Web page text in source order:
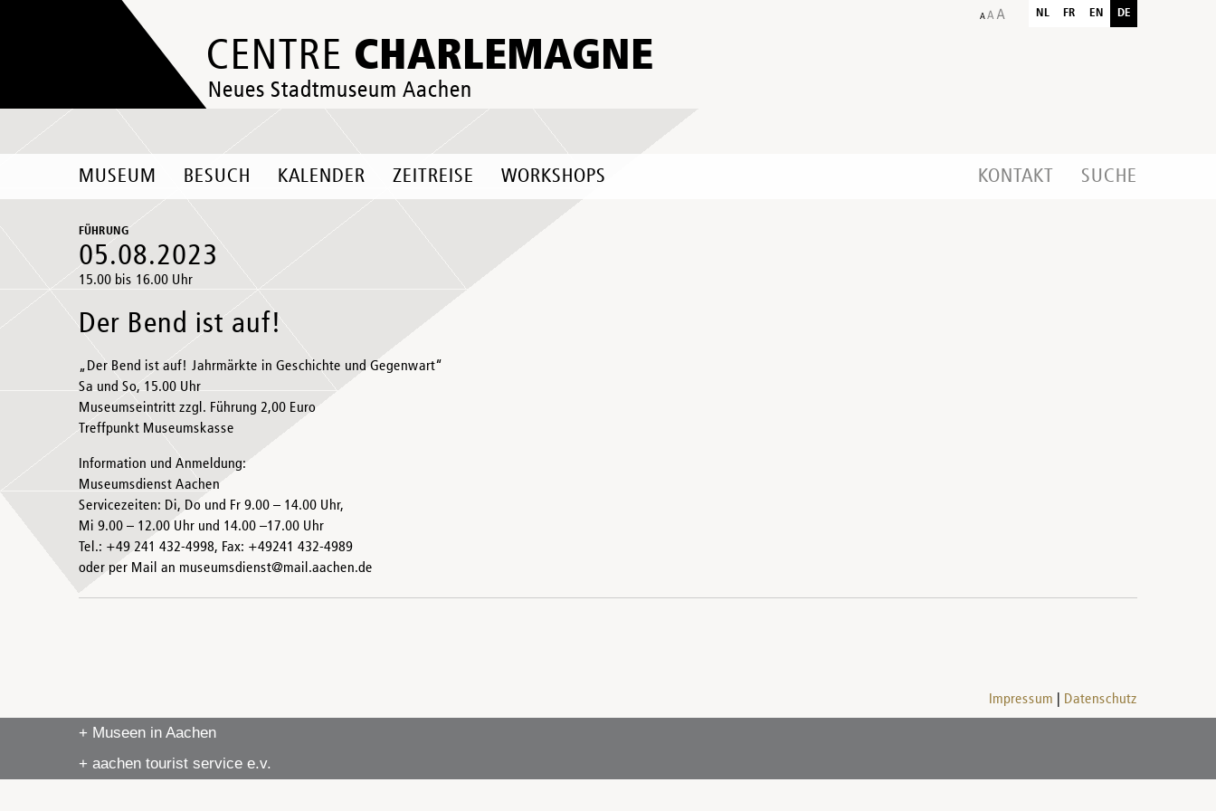
CENTRE CHARLEMAGNE
Neues Stadtmuseum Aachen
NL FR EN DE
MUSEUM BESUCH KALENDER ZEITREISE WORKSHOPS KONTAKT SUCHE
FÜHRUNG
05.08.2023
15.00 bis 16.00 Uhr
Der Bend ist auf!
„Der Bend ist auf! Jahrmärkte in Geschichte und Gegenwart“
Sa und So, 15.00 Uhr
Museumseintritt zzgl. Führung 2,00 Euro
Treffpunkt Museumskasse
Information und Anmeldung:
Museumsdienst Aachen
Servicezeiten: Di, Do und Fr 9.00 – 14.00 Uhr,
Mi 9.00 – 12.00 Uhr und 14.00 –17.00 Uhr
Tel.: +49 241 432-4998, Fax: +49241 432-4989
oder per Mail an museumsdienst@mail.aachen.de
Impressum Datenschutz
+ Museen in Aachen
+ aachen tourist service e.v.